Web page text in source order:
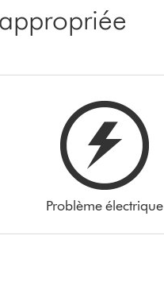
Problème électrique